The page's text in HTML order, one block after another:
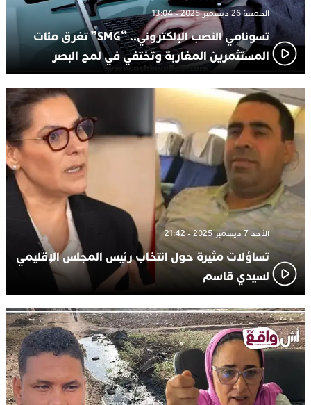
الجمعة 26 ديسمبر 2025 - 13:04
تسونامي النصب الإلكتروني.. “SMG” تغرق مئات
المستثمرين المغاربة وتختفي في لمح البصر
الأحد 7 ديسمبر 2025 - 21:42
تساؤلات مثيرة حول انتخاب رئيس المجلس الإقليمي
لسيدي قاسم